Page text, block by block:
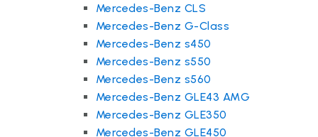
Mercedes-Benz CLS
Mercedes-Benz G-Class
Mercedes-Benz s450
Mercedes-Benz s550
Mercedes-Benz s560
Mercedes-Benz GLE43 AMG
Mercedes-Benz GLE350
Mercedes-Benz GLE450